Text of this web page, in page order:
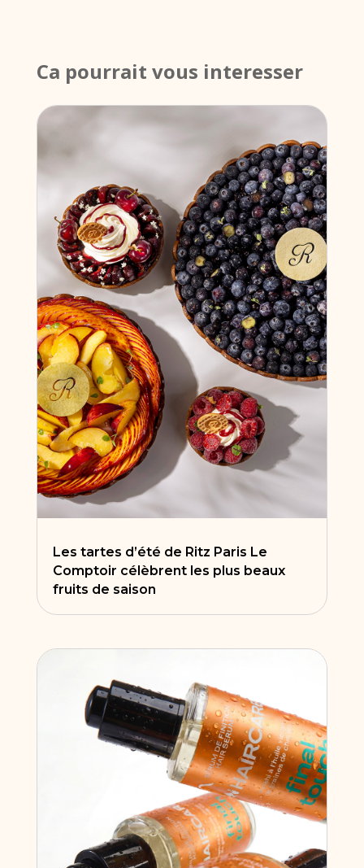
Ca pourrait vous interesser
Les tartes d’été de Ritz Paris Le
Comptoir célèbrent les plus beaux
fruits de saison